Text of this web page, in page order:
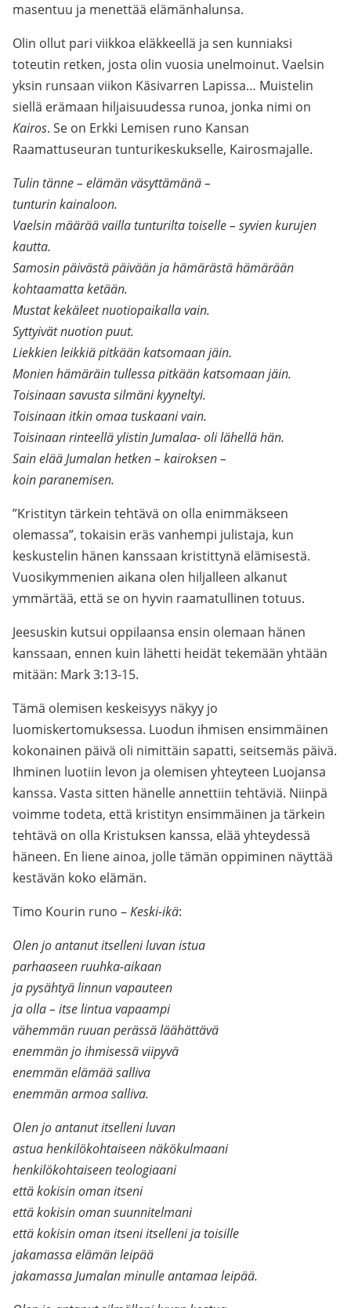
masentuu ja menettää elämänhalunsa.
Olin ollut pari viikkoa eläkkeellä ja sen kunniaksi
toteutin retken, josta olin vuosia unelmoinut. Vaelsin
yksin runsaan viikon Käsivarren Lapissa… Muistelin
siellä erämaan hiljaisuudessa runoa, jonka nimi on
Kairos. Se on Erkki Lemisen runo Kansan
Raamattuseuran tunturikeskukselle, Kairosmajalle.
Tulin tänne – elämän väsyttämänä –
tunturin kainaloon.
Vaelsin määrää vailla tunturilta toiselle – syvien kurujen
kautta.
Samosin päivästä päivään ja hämärästä hämärään
kohtaamatta ketään.
Mustat kekäleet nuotiopaikalla vain.
Syttyivät nuotion puut.
Liekkien leikkiä pitkään katsomaan jäin.
Monien hämäräin tullessa pitkään katsomaan jäin.
Toisinaan savusta silmäni kyyneltyi.
Toisinaan itkin omaa tuskaani vain.
Toisinaan rinteellä ylistin Jumalaa- oli lähellä hän.
Sain elää Jumalan hetken – kairoksen –
koin paranemisen.
”Kristityn tärkein tehtävä on olla enimmäkseen
olemassa”, tokaisin eräs vanhempi julistaja, kun
keskustelin hänen kanssaan kristittynä elämisestä.
Vuosikymmenien aikana olen hiljalleen alkanut
ymmärtää, että se on hyvin raamatullinen totuus.
Jeesuskin kutsui oppilaansa ensin olemaan hänen
kanssaan, ennen kuin lähetti heidät tekemään yhtään
mitään: Mark 3:13-15.
Tämä olemisen keskeisyys näkyy jo
luomiskertomuksessa. Luodun ihmisen ensimmäinen
kokonainen päivä oli nimittäin sapatti, seitsemäs päivä.
Ihminen luotiin levon ja olemisen yhteyteen Luojansa
kanssa. Vasta sitten hänelle annettiin tehtäviä. Niinpä
voimme todeta, että kristityn ensimmäinen ja tärkein
tehtävä on olla Kristuksen kanssa, elää yhteydessä
häneen. En liene ainoa, jolle tämän oppiminen näyttää
kestävän koko elämän.
Timo Kourin runo –Keski-ikä:
Olen jo antanut itselleni luvan istua
parhaaseen ruuhka-aikaan
ja pysähtyä linnun vapauteen
ja olla – itse lintua vapaampi
vähemmän ruuan perässä läähättävä
enemmän jo ihmisessä viipyvä
enemmän elämää salliva
enemmän armoa salliva.
Olen jo antanut itselleni luvan
astua henkilökohtaiseen näkökulmaani
henkilökohtaiseen teologiaani
että kokisin oman itseni
että kokisin oman suunnitelmani
että kokisin oman itseni itselleni ja toisille
jakamassa elämän leipää
jakamassa Jumalan minulle antamaa leipää.